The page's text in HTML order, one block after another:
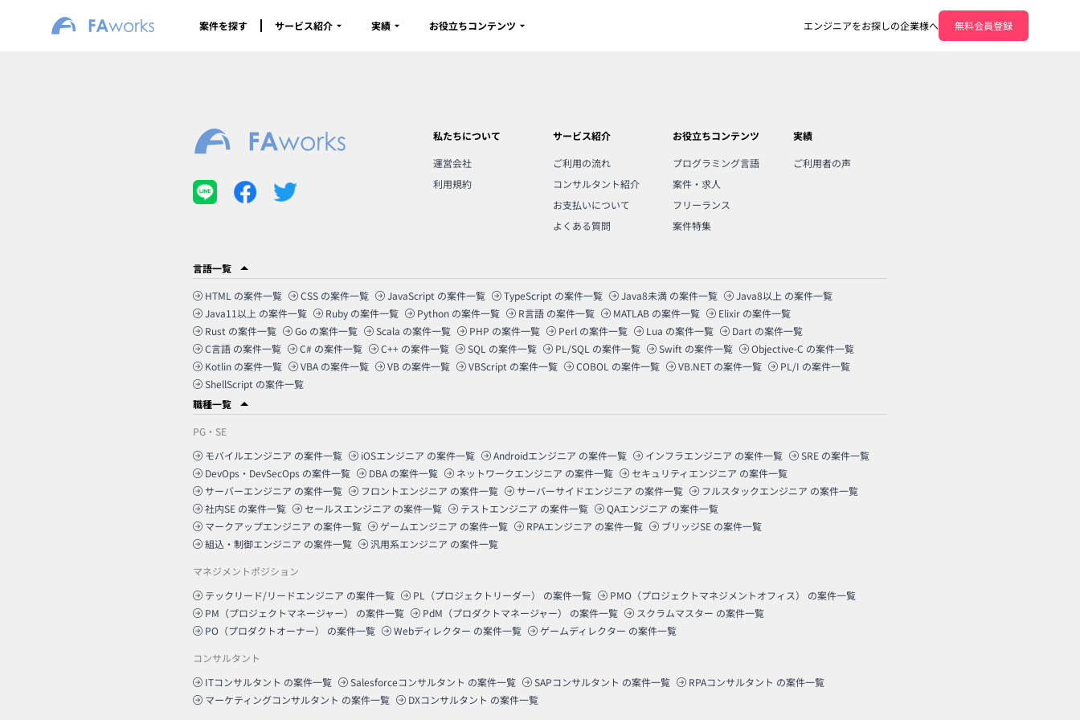
案件を探す サービス紹介 実績 お役立ちコンテンツ エンジニアをお探しの企業様へ 無料会員登録
私たちについて
運営会社
利用規約
サービス紹介
ご利用の流れ
コンサルタント紹介
お支払いについて
よくある質問
お役立ちコンテンツ
プログラミング言語
案件・求人
フリーランス
案件特集
実績
ご利用者の声
言語一覧
HTML の案件一覧 CSS の案件一覧 JavaScript の案件一覧 TypeScript の案件一覧 Java8未満 の案件一覧 Java8以上 の案件一覧
Java11以上 の案件一覧 Ruby の案件一覧 Python の案件一覧 R言語 の案件一覧 MATLAB の案件一覧 Elixir の案件一覧
Rust の案件一覧 Go の案件一覧 Scala の案件一覧 PHP の案件一覧 Perl の案件一覧 Lua の案件一覧 Dart の案件一覧
C言語 の案件一覧 C# の案件一覧 C++ の案件一覧 SQL の案件一覧 PL/SQL の案件一覧 Swift の案件一覧 Objective-C の案件一覧
Kotlin の案件一覧 VBA の案件一覧 VB の案件一覧 VBScript の案件一覧 COBOL の案件一覧 VB.NET の案件一覧 PL/I の案件一覧
ShellScript の案件一覧
職種一覧
PG・SE
モバイルエンジニア の案件一覧 iOSエンジニア の案件一覧 Androidエンジニア の案件一覧 インフラエンジニア の案件一覧 SRE の案件一覧
DevOps・DevSecOps の案件一覧 DBA の案件一覧 ネットワークエンジニア の案件一覧 セキュリティエンジニア の案件一覧
サーバーエンジニア の案件一覧 フロントエンジニア の案件一覧 サーバーサイドエンジニア の案件一覧 フルスタックエンジニア の案件一覧
社内SE の案件一覧 セールスエンジニア の案件一覧 テストエンジニア の案件一覧 QAエンジニア の案件一覧
マークアップエンジニア の案件一覧 ゲームエンジニア の案件一覧 RPAエンジニア の案件一覧 ブリッジSE の案件一覧
組込・制御エンジニア の案件一覧 汎用系エンジニア の案件一覧
マネジメントポジション
テックリード/リードエンジニア の案件一覧 PL（プロジェクトリーダー） の案件一覧 PMO（プロジェクトマネジメントオフィス）
の案件一覧
PM（プロジェクトマネージャー）
の案件一覧 PdM（プロダクトマネージャー） の案件一覧 スクラムマスター の案件一覧
PO（プロダクトオーナー）
の案件一覧 Webディレクター の案件一覧 ゲームディレクター の案件一覧
コンサルタント
ITコンサルタント の案件一覧 Salesforceコンサルタント の案件一覧 SAPコンサルタント の案件一覧 RPAコンサルタント の案件一覧
マーケティングコンサルタント の案件一覧 DXコンサルタント の案件一覧